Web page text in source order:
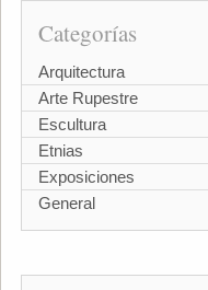
Categorías
Arquitectura
Arte Rupestre
Escultura
Etnias
Exposiciones
General